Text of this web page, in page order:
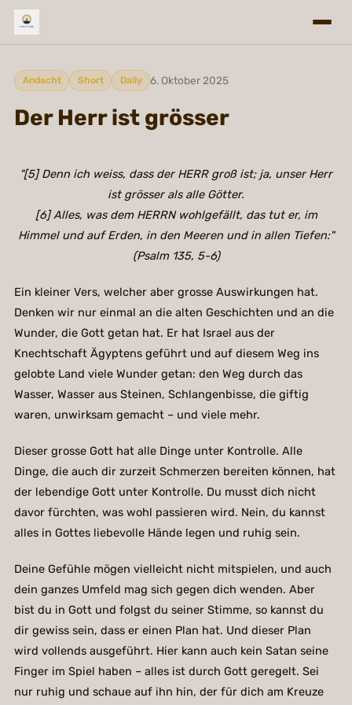
Andacht Short Daily 6. Oktober 2025
Der Herr ist grösser
"[5] Denn ich weiss, dass der HERR groß ist; ja, unser Herr
ist grösser als alle Götter.
[6] Alles, was dem HERRN wohlgefällt, das tut er, im
Himmel und auf Erden, in den Meeren und in allen Tiefen:"
(Psalm 135, 5-6)
Ein kleiner Vers, welcher aber grosse Auswirkungen hat.
Denken wir nur einmal an die alten Geschichten und an die
Wunder, die Gott getan hat. Er hat Israel aus der
Knechtschaft Ägyptens geführt und auf diesem Weg ins
gelobte Land viele Wunder getan: den Weg durch das
Wasser, Wasser aus Steinen, Schlangenbisse, die giftig
waren, unwirksam gemacht – und viele mehr.
Dieser grosse Gott hat alle Dinge unter Kontrolle. Alle
Dinge, die auch dir zurzeit Schmerzen bereiten können, hat
der lebendige Gott unter Kontrolle. Du musst dich nicht
davor fürchten, was wohl passieren wird. Nein, du kannst
alles in Gottes liebevolle Hände legen und ruhig sein.
Deine Gefühle mögen vielleicht nicht mitspielen, und auch
dein ganzes Umfeld mag sich gegen dich wenden. Aber
bist du in Gott und folgst du seiner Stimme, so kannst du
dir gewiss sein, dass er einen Plan hat. Und dieser Plan
wird vollends ausgeführt. Hier kann auch kein Satan seine
Finger im Spiel haben – alles ist durch Gott geregelt. Sei
nur ruhig und schaue auf ihn hin, der für dich am Kreuze